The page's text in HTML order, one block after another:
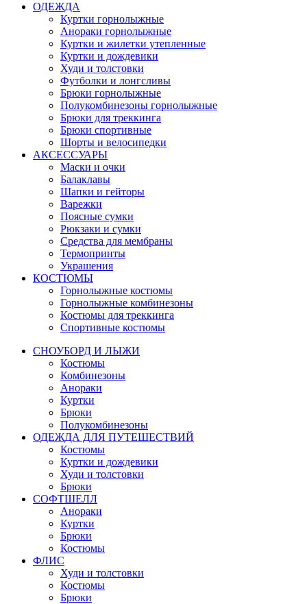
ОДЕЖДА
Куртки горнолыжные
Анораки горнолыжные
Куртки и жилетки утепленные
Куртки и дождевики
Худи и толстовки
Футболки и лонгсливы
Брюки горнолыжные
Полукомбинезоны горнолыжные
Брюки для треккинга
Брюки спортивные
Шорты и велосипедки
АКСЕССУАРЫ
Маски и очки
Балаклавы
Шапки и гейторы
Варежки
Поясные сумки
Рюкзаки и сумки
Средства для мембраны
Термопринты
Украшения
КОСТЮМЫ
Горнолыжные костюмы
Горнолыжные комбинезоны
Костюмы для треккинга
Спортивные костюмы
СНОУБОРД И ЛЫЖИ
Костюмы
Комбинезоны
Анораки
Куртки
Брюки
Полукомбинезоны
ОДЕЖДА ДЛЯ ПУТЕШЕСТВИЙ
Костюмы
Куртки и дождевики
Худи и толстовки
Брюки
СОФТШЕЛЛ
Анораки
Куртки
Брюки
Костюмы
ФЛИС
Худи и толстовки
Костюмы
Брюки